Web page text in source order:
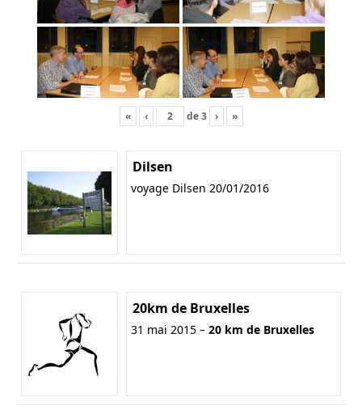
« ‹ de3 › »
Dilsen
voyage Dilsen 20/01/2016
20km de Bruxelles
31 mai 2015 – 20 km de Bruxelles